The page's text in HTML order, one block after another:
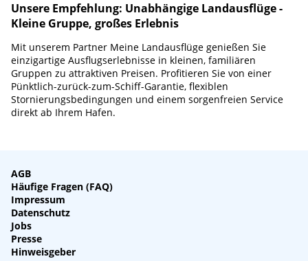
Unsere Empfehlung: Unabhängige Landausflüge -
Kleine Gruppe, großes Erlebnis
Mit unserem Partner Meine Landausflüge genießen Sie
einzigartige Ausflugserlebnisse in kleinen, familiären
Gruppen zu attraktiven Preisen. Profitieren Sie von einer
Pünktlich-zurück-zum-Schiff-Garantie, flexiblen
Stornierungsbedingungen und einem sorgenfreien Service
direkt ab Ihrem Hafen.
AGB
Häufige Fragen (FAQ)
Impressum
Datenschutz
Jobs
Presse
Hinweisgeber